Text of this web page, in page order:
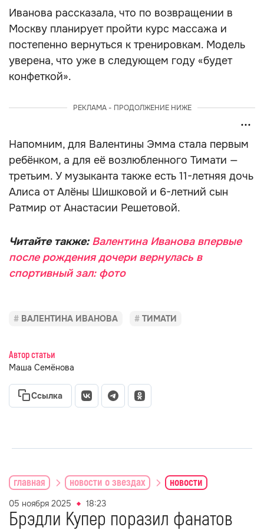
Иванова рассказала, что по возвращении в
Москву планирует пройти курс массажа и
постепенно вернуться к тренировкам. Модель
уверена, что уже в следующем году «будет
конфеткой».
РЕКЛАМА - ПРОДОЛЖЕНИЕ НИЖЕ
Напомним, для Валентины Эмма стала первым
ребёнком, а для её возлюбленного Тимати —
третьим. У музыканта также есть 11-летняя дочь
Алиса от Алёны Шишковой и 6-летний сын
Ратмир от Анастасии Решетовой.
Читайте также: Валентина Иванова впервые
после рождения дочери вернулась в
спортивный зал: фото
ВАЛЕНТИНА ИВАНОВА ТИМАТИ
Автор статьи
Маша Семёнова
Ссылка
главная новости о звездах новости
05 ноября 2025 18:23
Брэдли Купер поразил фанатов